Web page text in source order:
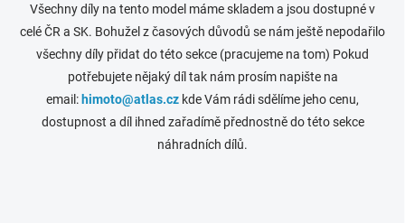
Všechny díly na tento model máme skladem a jsou dostupné v
celé ČR a SK. Bohužel z časových důvodů se nám ještě nepodařilo
všechny díly přidat do této sekce (pracujeme na tom) Pokud
potřebujete nějaký díl tak nám prosím napište na
email: himoto@atlas.cz kde Vám rádi sdělíme jeho cenu,
dostupnost a díl ihned zařadímě přednostně do této sekce
náhradních dílů.